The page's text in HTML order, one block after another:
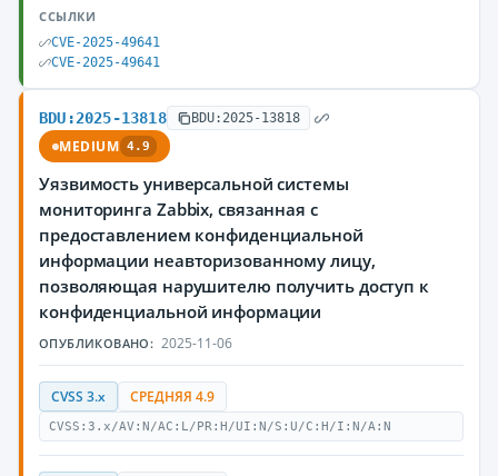
ССЫЛКИ
CVE-2025-49641
CVE-2025-49641
BDU:2025-13818 BDU:2025-13818
MEDIUM 4.9
Уязвимость универсальной системы
мониторинга Zabbix, связанная с
предоставлением конфиденциальной
информации неавторизованному лицу,
позволяющая нарушителю получить доступ к
конфиденциальной информации
ОПУБЛИКОВАНО: 2025-11-06
CVSS 3.x СРЕДНЯЯ 4.9
CVSS:3.x/AV:N/AC:L/PR:H/UI:N/S:U/C:H/I:N/A:N